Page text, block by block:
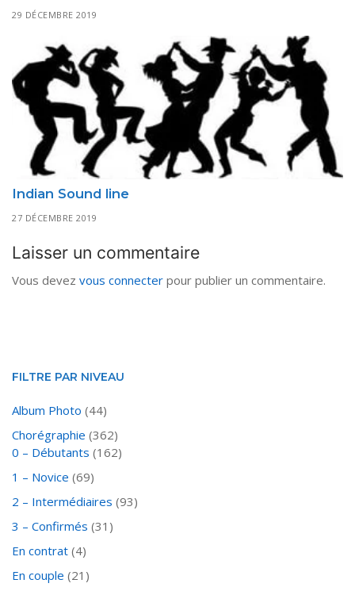
29 DÉCEMBRE 2019
Indian Sound line
27 DÉCEMBRE 2019
Laisser un commentaire
Vous devez vous connecter pour publier un commentaire.
FILTRE PAR NIVEAU
Album Photo (44)
Chorégraphie (362)
0 – Débutants (162)
1 – Novice (69)
2 – Intermédiaires (93)
3 – Confirmés (31)
En contrat (4)
En couple (21)